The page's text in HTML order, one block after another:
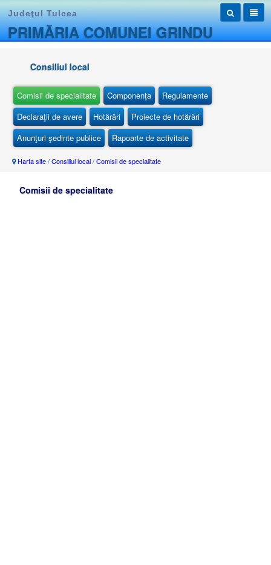
Judeţul Tulcea
PRIMĂRIA COMUNEI GRINDU
Consiliul local
Comisii de specialitate Componenţa
Regulamente
Declaraţii de avere
Hotărâri
Proiecte de hotărâri
Anunţuri şedinte publice
Rapoarte de activitate
Harta site/Consiliul local/Comisii de specialitate
Comisii de specialitate